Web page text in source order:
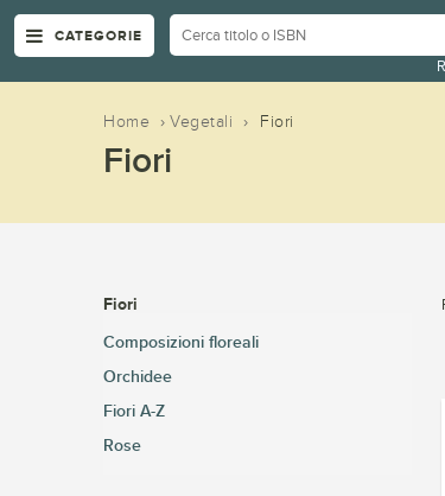
CATEGORIE
Home › Vegetali › Fiori
Fiori
Fiori
Composizioni floreali
Orchidee
Fiori A-Z
Rose